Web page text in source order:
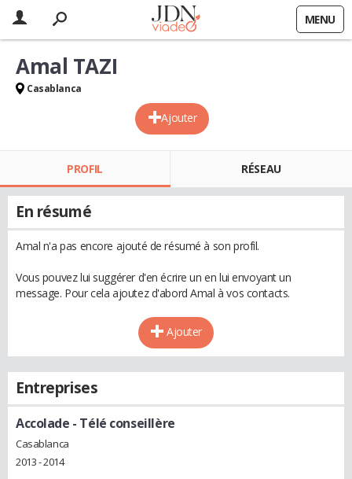
MENU
Ajouter
Amal TAZI
Casablanca
PROFIL RÉSEAU
En résumé
Amal n'a pas encore ajouté de résumé à son profil.
Vous pouvez lui suggérer d'en écrire un en lui envoyant un
message. Pour cela ajoutez d'abord Amal à vos contacts.
Ajouter
Entreprises
Accolade - Télé conseillère
Casablanca
2013 - 2014